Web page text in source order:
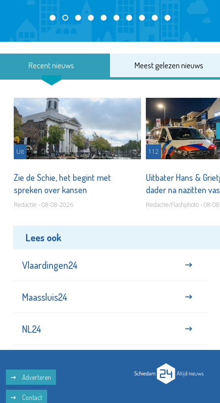
Recent nieuws Meest gelezen nieuws
Uit
Zie de Schie, het begint met
spreken over kansen
Redactie - 08-08-2026
112
Uitbater Hans &
dader na nazitten
Redactie/Flashphoto - 08-
Lees ook
Vlaardingen24
Maassluis24
NL24
Adverteren
Contact